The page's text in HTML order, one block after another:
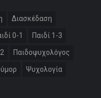
Διασκέδαση
0-1 Παιδί 1-3
Παιδοψυχολόγος
Ψυχολογία